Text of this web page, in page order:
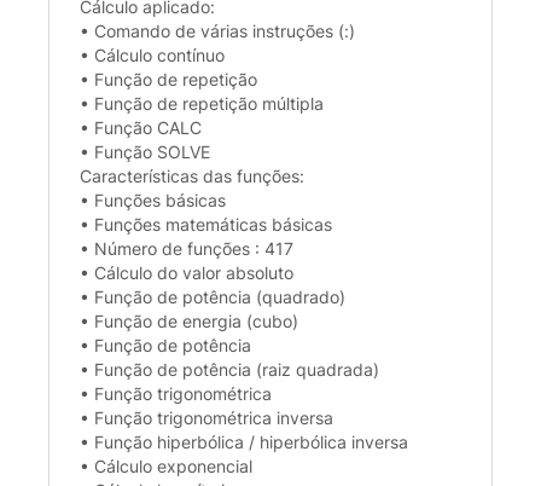
Cálculo aplicado:
• Comando de várias instruções (:)
• Cálculo contínuo
• Função de repetição
• Função de repetição múltipla
• Função CALC
• Função SOLVE
Características das funções:
• Funções básicas
• Funções matemáticas básicas
• Número de funções : 417
• Cálculo do valor absoluto
• Função de potência (quadrado)
• Função de energia (cubo)
• Função de potência
• Função de potência (raiz quadrada)
• Função trigonométrica
• Função trigonométrica inversa
• Função hiperbólica / hiperbólica inversa
• Cálculo exponencial